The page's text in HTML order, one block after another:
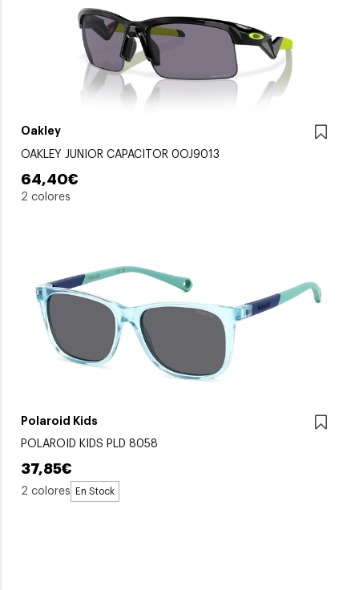
Oakley
OAKLEY JUNIOR CAPACITOR 0OJ9013
64,40€
2 colores
Polaroid Kids
POLAROID KIDS PLD 8058
37,85€
2 colores En Stock